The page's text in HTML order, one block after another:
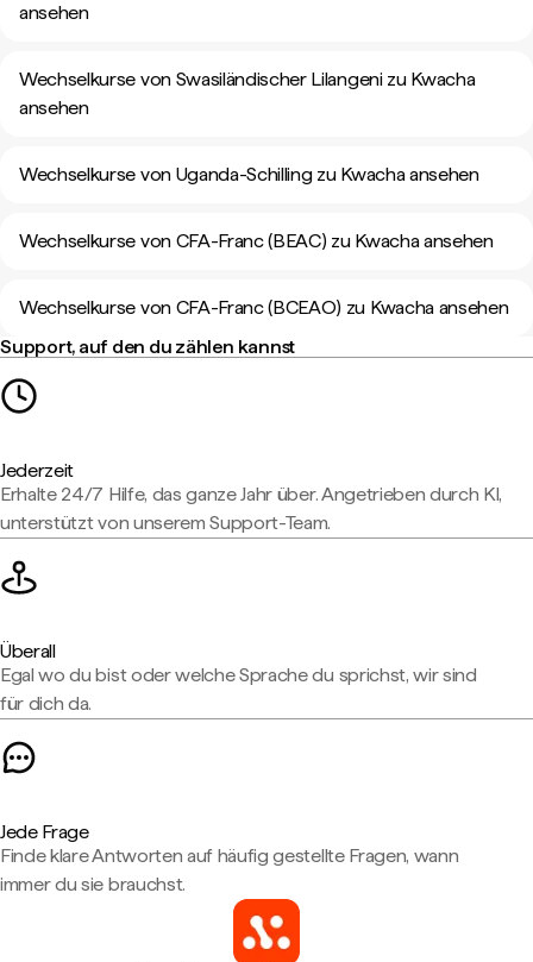
ansehen
Wechselkurse von Swasiländischer Lilangeni zu Kwacha
ansehen
Wechselkurse von Uganda-Schilling zu Kwacha ansehen
Wechselkurse von CFA-Franc (BEAC) zu Kwacha ansehen
Wechselkurse von CFA-Franc (BCEAO) zu Kwacha ansehen
Support, auf den du zählen kannst
Jederzeit
Erhalte 24/7 Hilfe, das ganze Jahr über. Angetrieben durch KI,
unterstützt von unserem Support-Team.
Überall
Egal wo du bist oder welche Sprache du sprichst, wir sind
für dich da.
Jede Frage
Finde klare Antworten auf häufig gestellte Fragen, wann
immer du sie brauchst.